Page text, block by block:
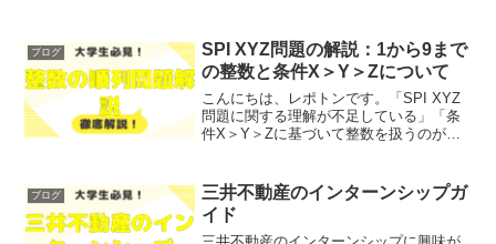
この記事は次のような人におすすめ！SPI
試験についても...
ブログ
SPI XYZ問題の解説：1から9まで
の整数と条件X＞Y＞Zについて
こんにちは、レポトンです。「SPI XYZ
問題に関する理解が不足している」「条
件X＞Y＞Zに基づいて整数を扱うのが難
かりやすく解説します！レポトンこの記
事は次のよ...
ブログ
三井不動産のインターンシップガ
イド